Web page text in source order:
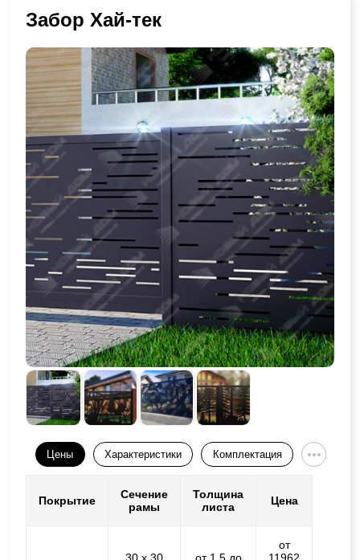
Забор Хай-тек
Цены Характеристики Комплектация
Покрытие
Сечение
рамы
Толщина
листа
Цена
от